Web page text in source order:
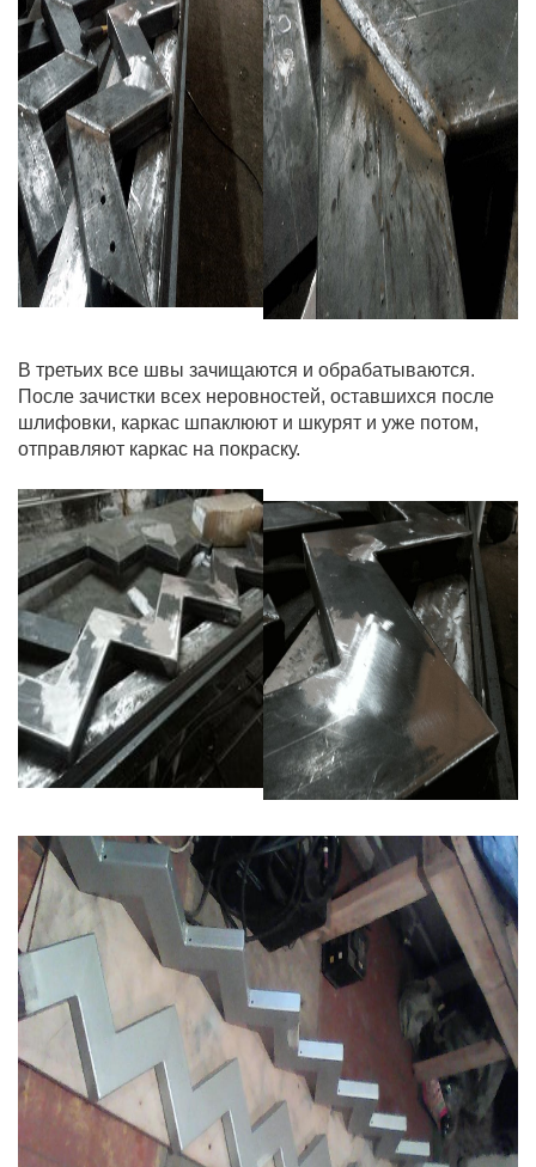
В третьих все швы зачищаются и обрабатываются.
После зачистки всех неровностей, оставшихся после
шлифовки, каркас шпаклюют и шкурят и уже потом,
отправляют каркас на покраску.